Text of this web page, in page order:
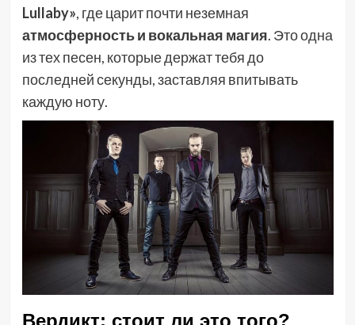
Lullaby», где царит почти неземная
атмосферность и вокальная магия. Это одна
из тех песен, которые держат тебя до
последней секунды, заставляя впитывать
каждую ноту.
Вердикт: стоит ли это того?